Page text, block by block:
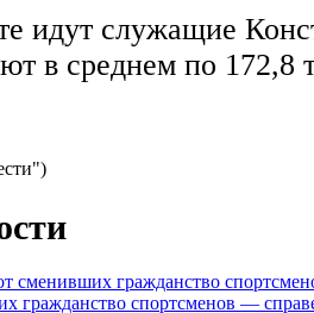
идут служащие
в среднем по 172,8
гражданство спортсменов —